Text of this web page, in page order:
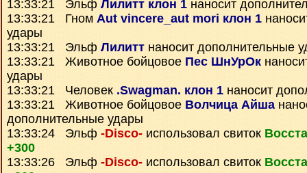
13:33:21 Эльф Лилитт клон 1 наносит
13:33:21 Гном Aut vincere_aut mori клон 1
удары
13:33:21 Эльф Лилитт наносит дополнительные
13:33:21 Животное бойцовое Пес ШнУрОк
удары
13:33:21 Человек .Swagman. клон 1 наносит
13:33:21 Животное бойцовое Волчица Айша
дополнительные удары
13:33:24 Эльф -Disco- использовал свиток
+300
13:33:26 Эльф -Disco- использовал свиток